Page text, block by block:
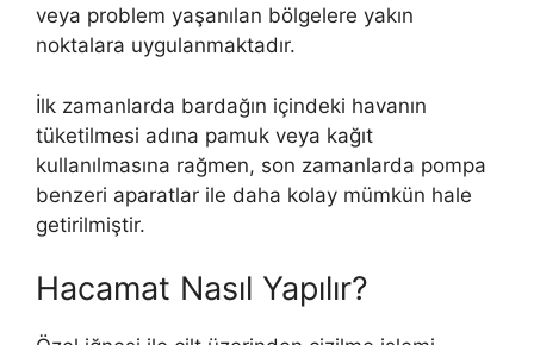
veya problem yaşanılan bölgelere yakın
noktalara uygulanmaktadır.
İlk zamanlarda bardağın içindeki havanın
tüketilmesi adına pamuk veya kağıt
kullanılmasına rağmen, son zamanlarda pompa
benzeri aparatlar ile daha kolay mümkün hale
getirilmiştir.
Hacamat Nasıl Yapılır?